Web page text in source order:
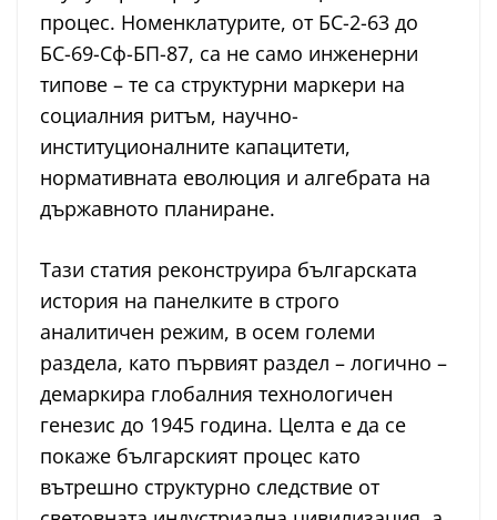
процес. Номенклатурите, от БС-2-63 до
БС-69-Сф-БП-87, са не само инженерни
типове – те са структурни маркери на
социалния ритъм, научно-
институционалните капацитети,
нормативната еволюция и алгебрата на
държавното планиране.
Тази статия реконструира българската
история на панелките в строго
аналитичен режим, в осем големи
раздела, като първият раздел – логично –
демаркира глобалния технологичен
генезис до 1945 година. Целта е да се
покаже българският процес като
вътрешно структурно следствие от